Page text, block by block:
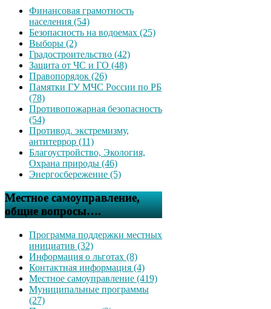
Финансовая грамотность
населения (54)
Безопасность на водоемах (25)
Выборы (2)
Градостроительство (42)
Защита от ЧС и ГО (48)
Правопорядок (26)
Памятки ГУ МЧС России по РБ
(78)
Противопожарная безопасность
(54)
Противод. экстремизму,
антитеррор (11)
Благоустройство, Экология,
Охрана природы (46)
Энергосбережение (5)
Местное самоуправление,
общие вопросы….
Программа поддержки местных
инициатив (32)
Информация о льготах (8)
Контактная информация (4)
Местное самоуправление (419)
Муниципальные программы
(27)